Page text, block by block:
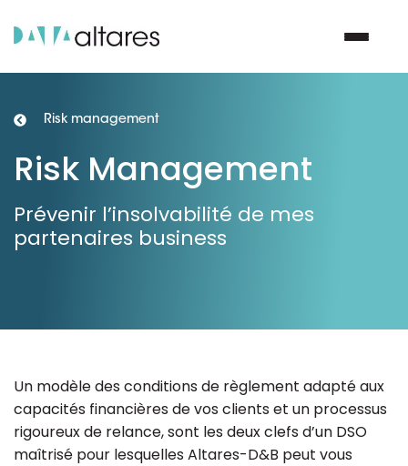
Nos solutions
Nos partenaires
Ressources
Risk management
Risk Management
Prévenir l’insolvabilité de mes
partenaires business
Un modèle des conditions de règlement adapté aux
capacités financières de vos clients et un processus
rigoureux de relance, sont les deux clefs d’un DSO
maîtrisé pour lesquelles Altares-D&B peut vous